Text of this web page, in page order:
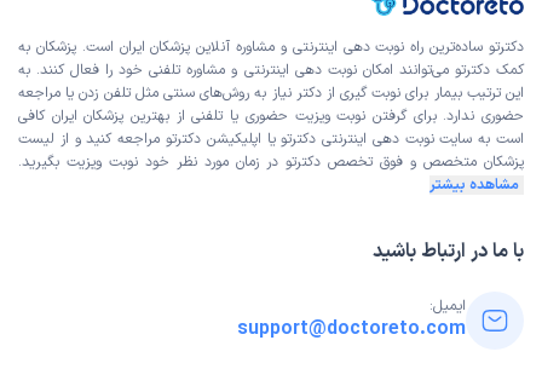
دکترتو ساده‌ترین راه نوبت‌ دهی اینترنتی و مشاوره آنلاین پزشکان ایران است. پزشکان به
کمک دکترتو می‌توانند امکان نوبت دهی اینترنتی و مشاوره تلفنی خود را فعال کنند. به
این ترتیب بیمار برای نوبت گیری از دکتر نیاز به روش‌های سنتی مثل تلفن زدن یا مراجعه
حضوری ندارد. برای گرفتن نوبت ویزیت حضوری یا تلفنی از بهترین پزشکان ایران کافی
است به سایت نوبت دهی اینترنتی دکترتو یا اپلیکیشن دکترتو مراجعه کنید و از لیست
پزشکان متخصص و فوق تخصص دکترتو در زمان مورد نظر خود نوبت ویزیت بگیرید.
مشاهده بیشتر
با ما در ارتباط باشید
ایمیل:
support@doctoreto.com